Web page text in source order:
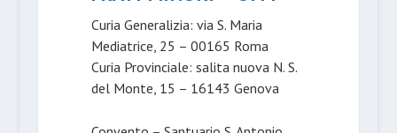
Curia Generalizia: via S. Maria
Mediatrice, 25 – 00165 Roma
Curia Provinciale: salita nuova N. S.
del Monte, 15 – 16143 Genova